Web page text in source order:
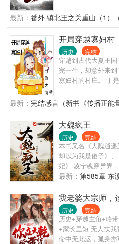
最新： 番外 镇北王之关重山（1）
开局穿越寡妇村
历史 完结
穿越到古代大夏王
完一生，却意外来
寡妇村的村庄。 于
时代，这些都是上
人的思维，萧塬不
代也不断的改变着
夏帝国举足轻重的人物
最新： 完结感言（新书《传播正能
大魏疯王
历史 完结
本书又名《大魏逍
却以为我是傻子》
妃》 凌宁魂穿异界
知六皇子为人憨傻
鄙。 但实际上... 站
人，龙凤之姿天日之
军、左右武侯大将军
中书令、太尉、司徒
可汗，大魏皇帝凌
最新： 第585章 东
抗
我老婆大宗师，
历史 完结
历史+穿越主角+略
+家长里短 无人扶
命中无此运，孤身